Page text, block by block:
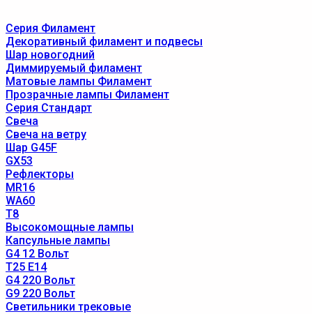
Серия Филамент
Декоративный филамент и подвесы
Шар новогодний
Диммируемый филамент
Матовые лампы Филамент
Прозрачные лампы Филамент
Серия Стандарт
Свеча
Свеча на ветру
Шар G45F
GX53
Рефлекторы
MR16
WA60
T8
Высокомощные лампы
Капсульные лампы
G4 12 Вольт
T25 E14
G4 220 Вольт
G9 220 Вольт
Светильники трековые